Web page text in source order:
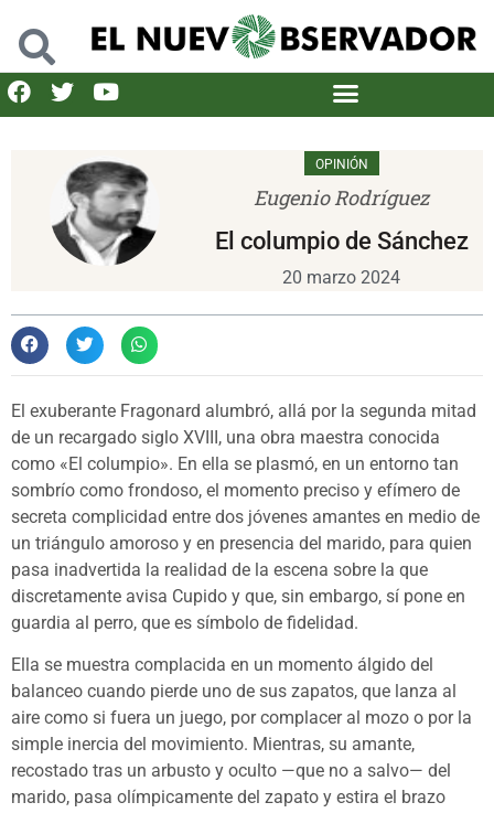
OPINIÓN
Eugenio Rodríguez
El columpio de Sánchez
20 marzo 2024
El exuberante Fragonard alumbró, allá por la segunda mitad
de un recargado siglo XVIII, una obra maestra conocida
como «El columpio». En ella se plasmó, en un entorno tan
sombrío como frondoso, el momento preciso y efímero de
secreta complicidad entre dos jóvenes amantes en medio de
un triángulo amoroso y en presencia del marido, para quien
pasa inadvertida la realidad de la escena sobre la que
discretamente avisa Cupido y que, sin embargo, sí pone en
guardia al perro, que es símbolo de fidelidad.
Ella se muestra complacida en un momento álgido del
balanceo cuando pierde uno de sus zapatos, que lanza al
aire como si fuera un juego, por complacer al mozo o por la
simple inercia del movimiento. Mientras, su amante,
recostado tras un arbusto y oculto —que no a salvo— del
marido, pasa olímpicamente del zapato y estira el brazo